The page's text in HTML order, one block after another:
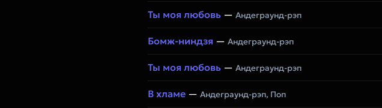
Ты моя любовь — Андеграунд-рэп
Бомж-ниндзя — Андеграунд-рэп
Ты моя любовь — Андеграунд-рэп
В хламе — Андеграунд-рэп, Поп